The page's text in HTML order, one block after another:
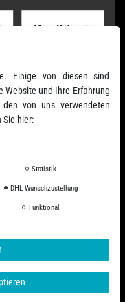
Einige von diesen sind
Website und Ihre Erfahrung
von uns verwendeten
Sie hier:
Statistik
DHL Wunschzustellung
Funktional